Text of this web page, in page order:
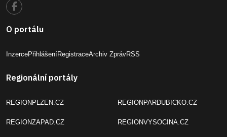
O portálu
InzercePřihlášeníRegistraceArchiv ZprávRSS
Regionální portály
REGIONPLZEN.CZ
REGIONZAPAD.CZ
REGIONPARDUBICKO.CZ
REGIONVYSOCINA.CZ